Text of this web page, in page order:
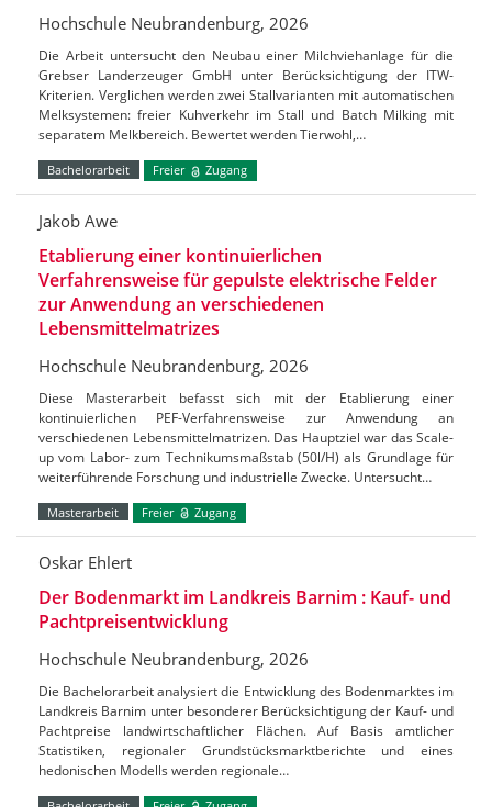
Hochschule Neubrandenburg, 2026
Die Arbeit untersucht den Neubau einer Milchviehanlage für die
Grebser Landerzeuger GmbH unter Berücksichtigung der ITW-
Kriterien. Verglichen werden zwei Stallvarianten mit automatischen
Melksystemen: freier Kuhverkehr im Stall und Batch Milking mit
separatem Melkbereich. Bewertet werden Tierwohl,…
Bachelorarbeit Freier Zugang
Jakob Awe
Etablierung einer kontinuierlichen
Verfahrensweise für gepulste elektrische Felder
zur Anwendung an verschiedenen
Lebensmittelmatrizes
Hochschule Neubrandenburg, 2026
Diese Masterarbeit befasst sich mit der Etablierung einer
kontinuierlichen PEF-Verfahrensweise zur Anwendung an
verschiedenen Lebensmittelmatrizen. Das Hauptziel war das Scale-
up vom Labor- zum Technikumsmaßstab (50l/H) als Grundlage für
weiterführende Forschung und industrielle Zwecke. Untersucht…
Masterarbeit Freier Zugang
Oskar Ehlert
Der Bodenmarkt im Landkreis Barnim : Kauf- und
Pachtpreisentwicklung
Hochschule Neubrandenburg, 2026
Die Bachelorarbeit analysiert die Entwicklung des Bodenmarktes im
Landkreis Barnim unter besonderer Berücksichtigung der Kauf- und
Pachtpreise landwirtschaftlicher Flächen. Auf Basis amtlicher
Statistiken, regionaler Grundstücksmarktberichte und eines
hedonischen Modells werden regionale…